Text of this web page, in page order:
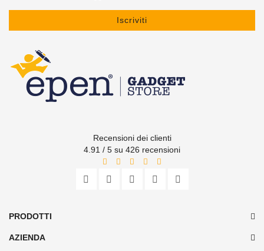
Iscriviti
Recensioni dei clienti
4.91 / 5 su 426 recensioni
PRODOTTI
AZIENDA